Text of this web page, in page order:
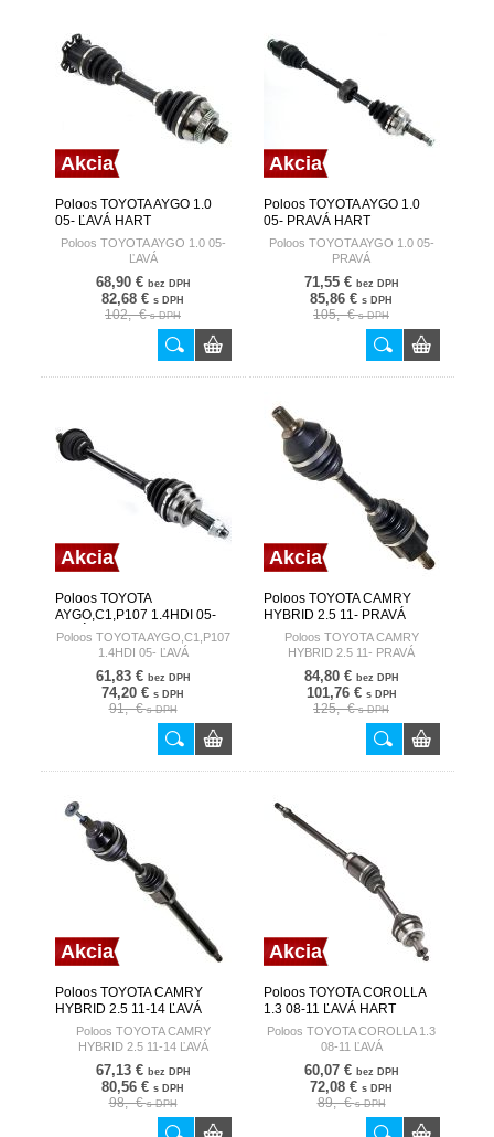
Akcia
Poloos TOYOTA AYGO 1.0
05- ĽAVÁ HART
Poloos TOYOTA AYGO 1.0 05-
ĽAVÁ
68,90 € bez DPH
82,68 € s DPH
102,- €s DPH
Akcia
Poloos TOYOTA AYGO 1.0
05- PRAVÁ HART
Poloos TOYOTA AYGO 1.0 05-
PRAVÁ
71,55 € bez DPH
85,86 € s DPH
105,- €s DPH
Akcia
Poloos TOYOTA
AYGO,C1,P107 1.4HDI 05-
ĽAVÁ HART
Poloos TOYOTA AYGO,C1,P107
1.4HDI 05- ĽAVÁ
61,83 € bez DPH
74,20 € s DPH
91,- €s DPH
Akcia
Poloos TOYOTA CAMRY
HYBRID 2.5 11- PRAVÁ
HARTPoloos TOYOTA CAMRY
HYBRID 2.5 11- PRAVÁ
84,80 € bez DPH
101,76 € s DPH
125,- €s DPH
Akcia
Poloos TOYOTA CAMRY
HYBRID 2.5 11-14 ĽAVÁ
HARTPoloos TOYOTA CAMRY
HYBRID 2.5 11-14 ĽAVÁ
67,13 € bez DPH
80,56 € s DPH
98,- €s DPH
Akcia
Poloos TOYOTA COROLLA
1.3 08-11 ĽAVÁ HART
Poloos TOYOTA COROLLA 1.3
08-11 ĽAVÁ
60,07 € bez DPH
72,08 € s DPH
89,- €s DPH